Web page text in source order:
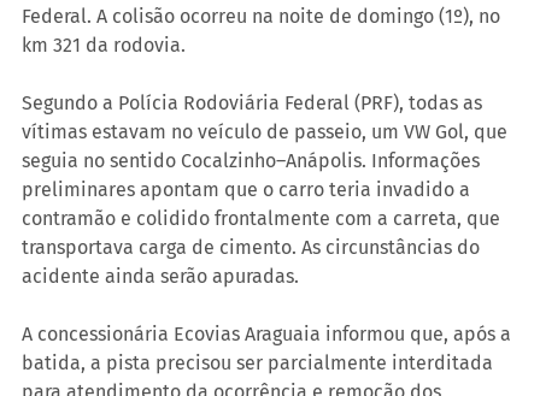
Federal. A colisão ocorreu na noite de domingo (1º), no
km 321 da rodovia.
Segundo a Polícia Rodoviária Federal (PRF), todas as
vítimas estavam no veículo de passeio, um VW Gol, que
seguia no sentido Cocalzinho–Anápolis. Informações
preliminares apontam que o carro teria invadido a
contramão e colidido frontalmente com a carreta, que
transportava carga de cimento. As circunstâncias do
acidente ainda serão apuradas.
A concessionária Ecovias Araguaia informou que, após a
batida, a pista precisou ser parcialmente interditada